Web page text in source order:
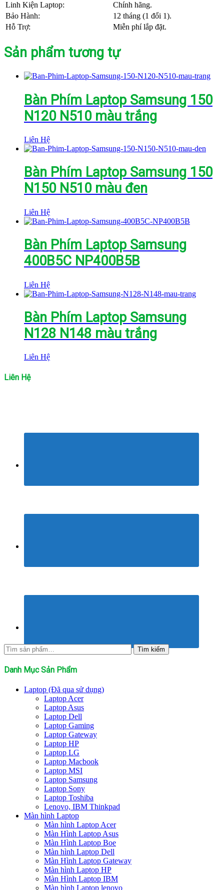
Linh Kiện Laptop:
Chính hãng.
Bảo Hành:
12 tháng (1 đổi 1).
Hỗ Trợ:
Miễn phí lắp đặt.
Sản phẩm tương tự
Bàn Phím Laptop Samsung 150
N120 N510 màu trắng
Liên Hệ
Bàn Phím Laptop Samsung 150
N150 N510 màu đen
Liên Hệ
Bàn Phím Laptop Samsung
400B5C NP400B5B
Liên Hệ
Bàn Phím Laptop Samsung
N128 N148 màu trắng
Liên Hệ
Liên Hệ
Tìm
kiếm:
Tìm kiếm
Danh Mục Sản Phẩm
Laptop (Đã qua sử dụng)
Laptop Acer
Laptop Asus
Laptop Dell
Laptop Gaming
Laptop Gateway
Laptop HP
Laptop LG
Laptop Macbook
Laptop MSI
Laptop Samsung
Laptop Sony
Laptop Toshiba
Lenovo, IBM Thinkpad
Màn hình Laptop
Màn hình Laptop Acer
Màn Hình Laptop Asus
Màn Hình Laptop Boe
Màn hình Laptop Dell
Màn Hình Laptop Gateway
Màn hình Laptop HP
Màn Hình Laptop IBM
Màn hình Laptop lenovo